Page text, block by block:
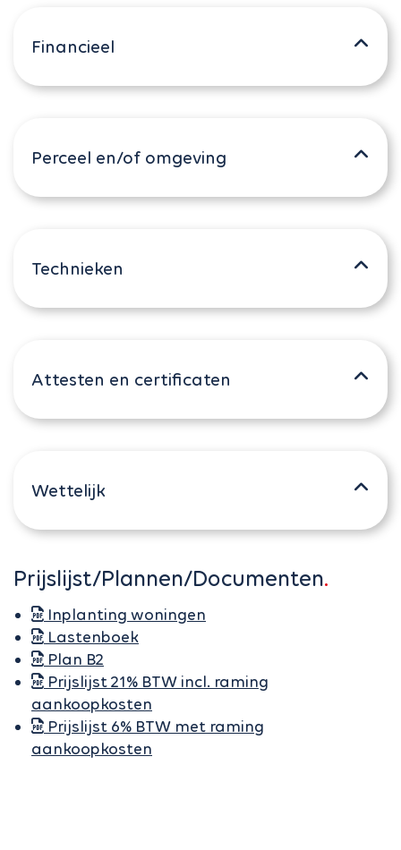
Financieel
Perceel en/of omgeving
Technieken
Attesten en certificaten
Wettelijk
Prijslijst/Plannen/Documenten
Inplanting woningen
Lastenboek
Plan B2
Prijslijst 21% BTW incl. raming
aankoopkosten
Prijslijst 6% BTW met raming
aankoopkosten